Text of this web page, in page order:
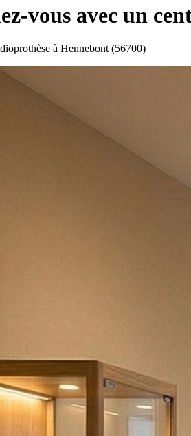
vous avec un
à Hennebont (56700)